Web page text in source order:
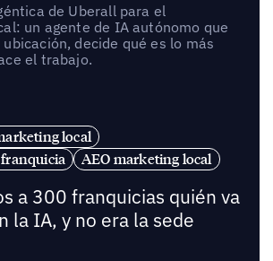
de Uberall para el
un agente de IA autónomo que
decide qué es lo más
el trabajo.
local
franquicia
AEO marketing local
a 300 franquicias quién va
la IA, y no era la sede